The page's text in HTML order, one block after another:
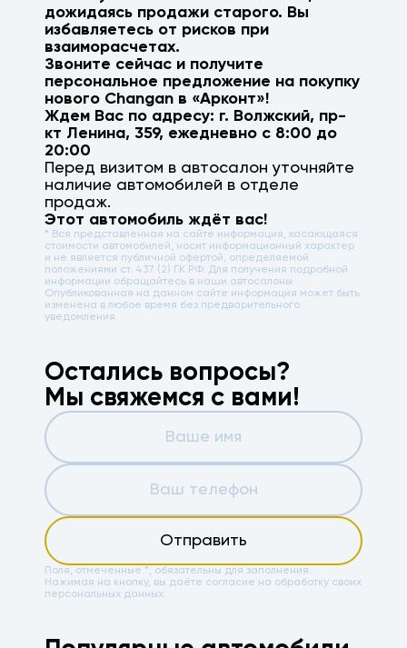
дожидаясь продажи старого. Вы
избавляетесь от рисков при
взаиморасчетах.
Звоните сейчас и получите
персональное предложение на покупку
нового Changan в «Арконт»!
Ждем Вас по адресу: г. Волжский, пр-
кт Ленина, 359, ежедневно с 8:00 до
20:00
Перед визитом в автосалон уточняйте
наличие автомобилей в отделе
продаж.
Этот автомобиль ждёт вас!
* Вся представленная на сайте информация, касающаяся
стоимости автомобилей, носит информационный характер
и не является публичной офертой, определяемой
положениями ст. 437 (2) ГК РФ. Для получения подробной
информации обращайтесь в наши автосалоны.
Опубликованная на данном сайте информация может быть
изменена в любое время без предварительного
уведомления.
Остались вопросы?
Мы свяжемся с вами!
Отправить
Поля, отмеченные *, обязательны для заполнения.
Нажимая на кнопку, вы даёте согласие на обработку своих
персональных данных.